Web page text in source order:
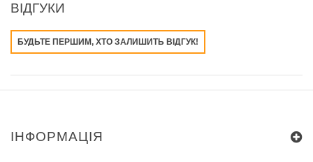
ВІДГУКИ
БУДЬТЕ ПЕРШИМ, ХТО ЗАЛИШИТЬ ВІДГУК!
ІНФОРМАЦІЯ